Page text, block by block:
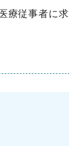
療従事者に求